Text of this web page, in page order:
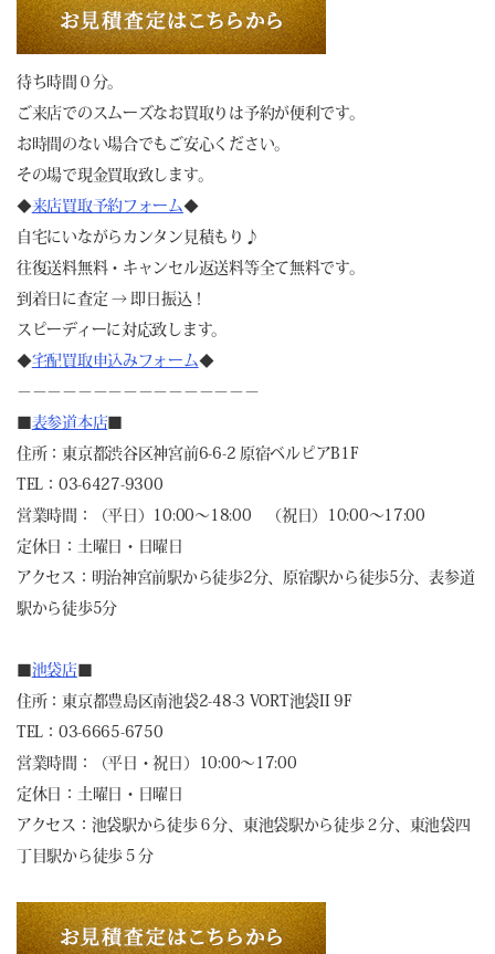
待ち時間０分。
ご来店でのスムーズなお買取りは予約が便利です。
お時間のない場合でもご安心ください。
その場で現金買取致します。
◆来店買取予約フォーム◆
自宅にいながらカンタン見積もり♪
往復送料無料・キャンセル返送料等全て無料です。
到着日に査定 → 即日振込！
スピーディーに対応致します。
◆宅配買取申込みフォーム◆
－－－－－－－－－－－－－－－－
表参道本店
住所：東京都渋谷区神宮前6-6-2 原宿ベルピアB1F
TEL：03-6427-9300
営業時間：（平日）10:00～18:00 （祝日）10:00～17:00
定休日：土曜日・日曜日
アクセス：明治神宮前駅から徒歩2分、原宿駅から徒歩5分、表参道
駅から徒歩5分
池袋店
住所：東京都豊島区南池袋2-48-3 VORT池袋II 9F
TEL：03-6665-6750
営業時間：（平日・祝日）10:00～17:00
定休日：土曜日・日曜日
アクセス：池袋駅から徒歩６分、東池袋駅から徒歩２分、東池袋四
丁目駅から徒歩５分